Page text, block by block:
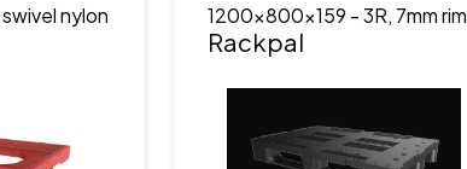
nylon
1200x800x159 - 3R, 7mm rim
Rackpal